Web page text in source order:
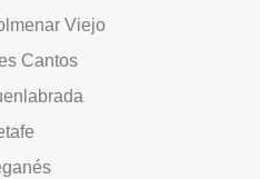
Viejo
Cantos